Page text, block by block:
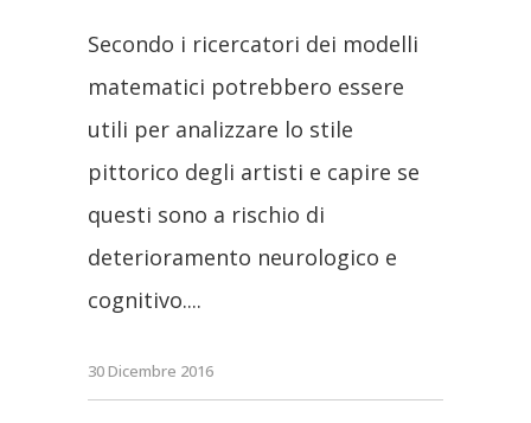
Secondo i ricercatori dei modelli
matematici potrebbero essere
utili per analizzare lo stile
pittorico degli artisti e capire se
questi sono a rischio di
deterioramento neurologico e
cognitivo.
30 Dicembre 2016